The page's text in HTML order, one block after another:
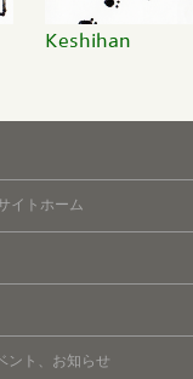
Keshihan
イトホーム
ント、お知らせ